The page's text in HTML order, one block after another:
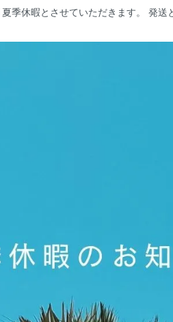
夏季休暇とさせていただきます。 発